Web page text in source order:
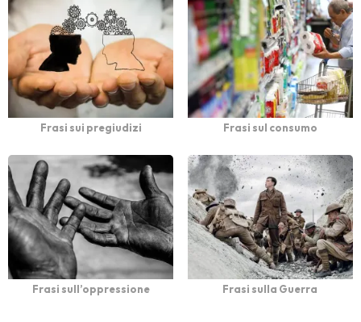
Frasi sui pregiudizi Frasi sul consumo
Frasi sull’oppressione Frasi sulla Guerra